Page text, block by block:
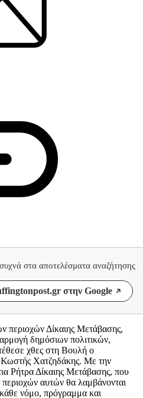
στα αποτελέσματα αναζήτησης
στην Google
περιοχών Δίκαιης Μετάβασης,
δημόσιων πολιτικών,
χθες στη Βουλή ο
Κωστής Χατζηδάκης. Με την
Ρήτρα Δίκαιης Μετάβασης, που
περιοχών αυτών θα λαμβάνονται
νόμο, πρόγραμμα και